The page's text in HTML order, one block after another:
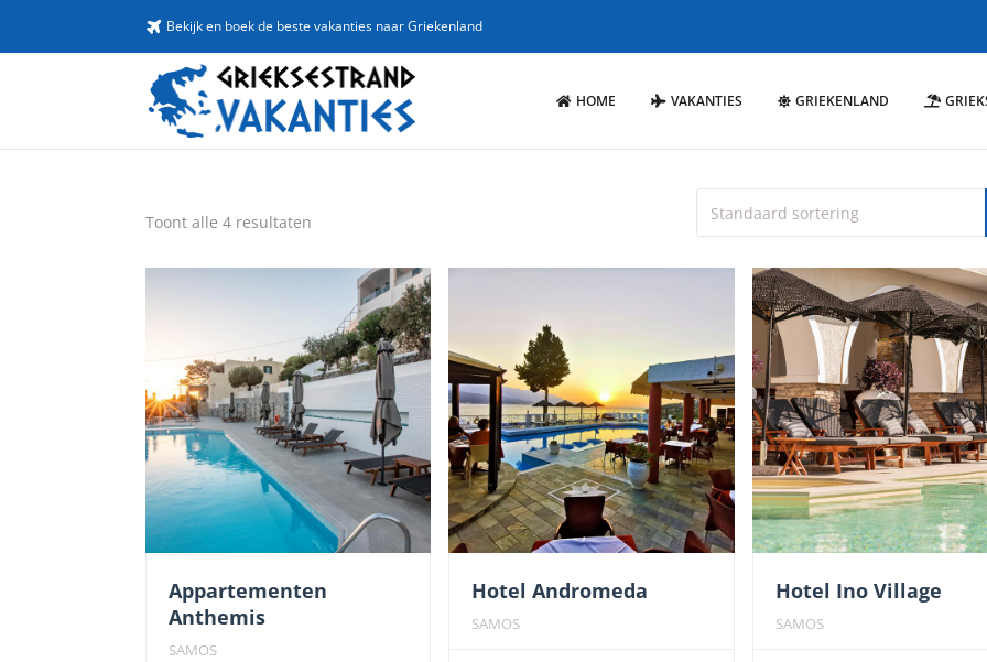
Bekijk en boek de beste vakanties naar Griekenland
HOME VAKANTIES GRIEKENLAND
Toont alle 4 resultaten
Appartementen
Anthemis
SAMOS
Hotel Andromeda
SAMOS
Hotel Ino Village
SAMOS